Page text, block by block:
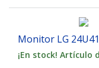
Monitor LG
¡En stock! Artículo